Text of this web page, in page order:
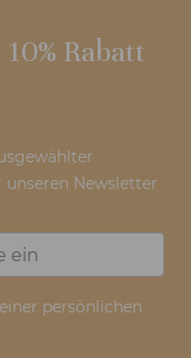
Rabatt
unseren Newsletter
persönlichen